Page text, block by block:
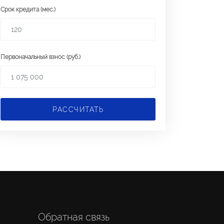
Срок кредита (мес.)
Первоначальный взнос (руб.)
РАССЧИТАТЬ
Обратная связь